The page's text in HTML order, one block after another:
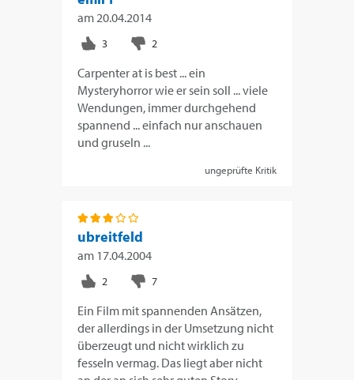
am20.04.2014
Carpenter at is best ... ein
Mysteryhorror wie er sein soll ... viele
Wendungen, immer durchgehend
spannend ... einfach nur anschauen
und gruseln ...
ungeprüfte Kritik
ubreitfeld
am 17.04.2004
Ein Film mit spannenden Ansätzen,
der allerdings in der Umsetzung nicht
überzeugt und nicht wirklich zu
fesseln vermag. Das liegt aber nicht